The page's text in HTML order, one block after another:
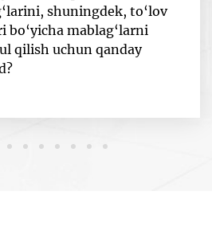
shuningdek, to‘lov
mablag‘larni
qilish uchun qanday